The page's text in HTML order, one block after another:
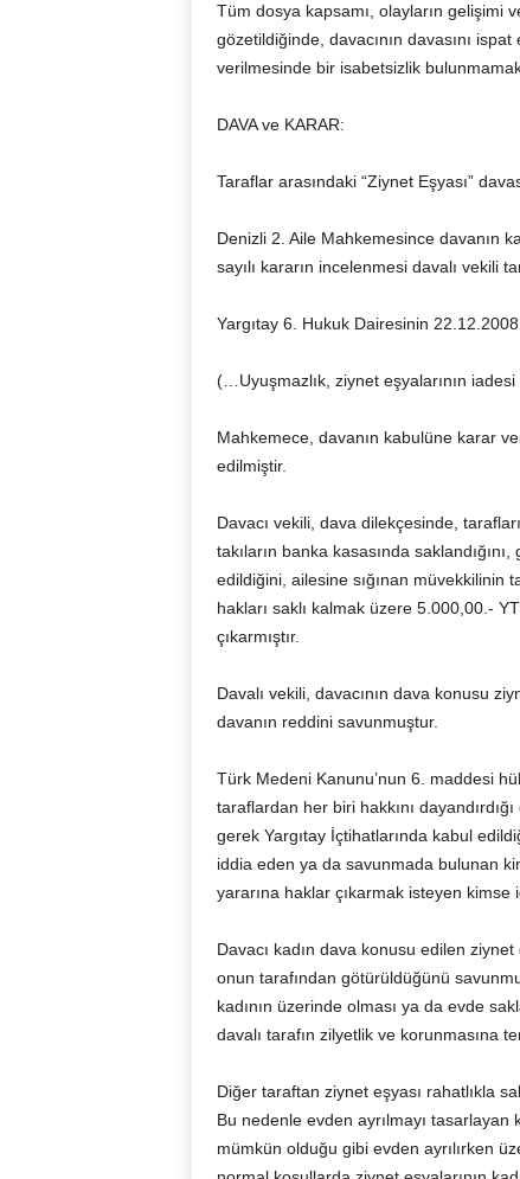
Tüm dosya kapsamı, olayların gelişimi
gözetildiğinde, davacının davasını
verilmesinde bir isabetsizlik
DAVA ve KARAR:
Taraflar arasındaki “Ziynet Eşyası”
Denizli 2. Aile Mahkemesince davanın
sayılı kararın incelenmesi davalı vekili
Yargıtay 6. Hukuk Dairesinin
(…Uyuşmazlık, ziynet eşyalarının
Mahkemece, davanın kabulüne karar
edilmiştir.
Davacı vekili, dava dilekçesinde,
takıların banka kasasında
edildiğini, ailesine sığınan müvekkilinin
hakları saklı kalmak üzere 5.000,00.-
çıkarmıştır.
Davalı vekili, davacının dava konusu
davanın reddini savunmuştur.
Türk Medeni Kanunu’nun 6. maddesi
taraflardan her biri hakkını
gerek Yargıtay İçtihatlarında kabul
iddia eden ya da savunmada bulunan
yararına haklar çıkarmak isteyen kimse
Davacı kadın dava konusu edilen ziynet
onun tarafından götürüldüğünü
kadının üzerinde olması ya da evde
davalı tarafın zilyetlik ve korunmasına
Diğer taraftan ziynet eşyası rahatlıkla
Bu nedenle evden ayrılmayı
mümkün olduğu gibi evden ayrılırken